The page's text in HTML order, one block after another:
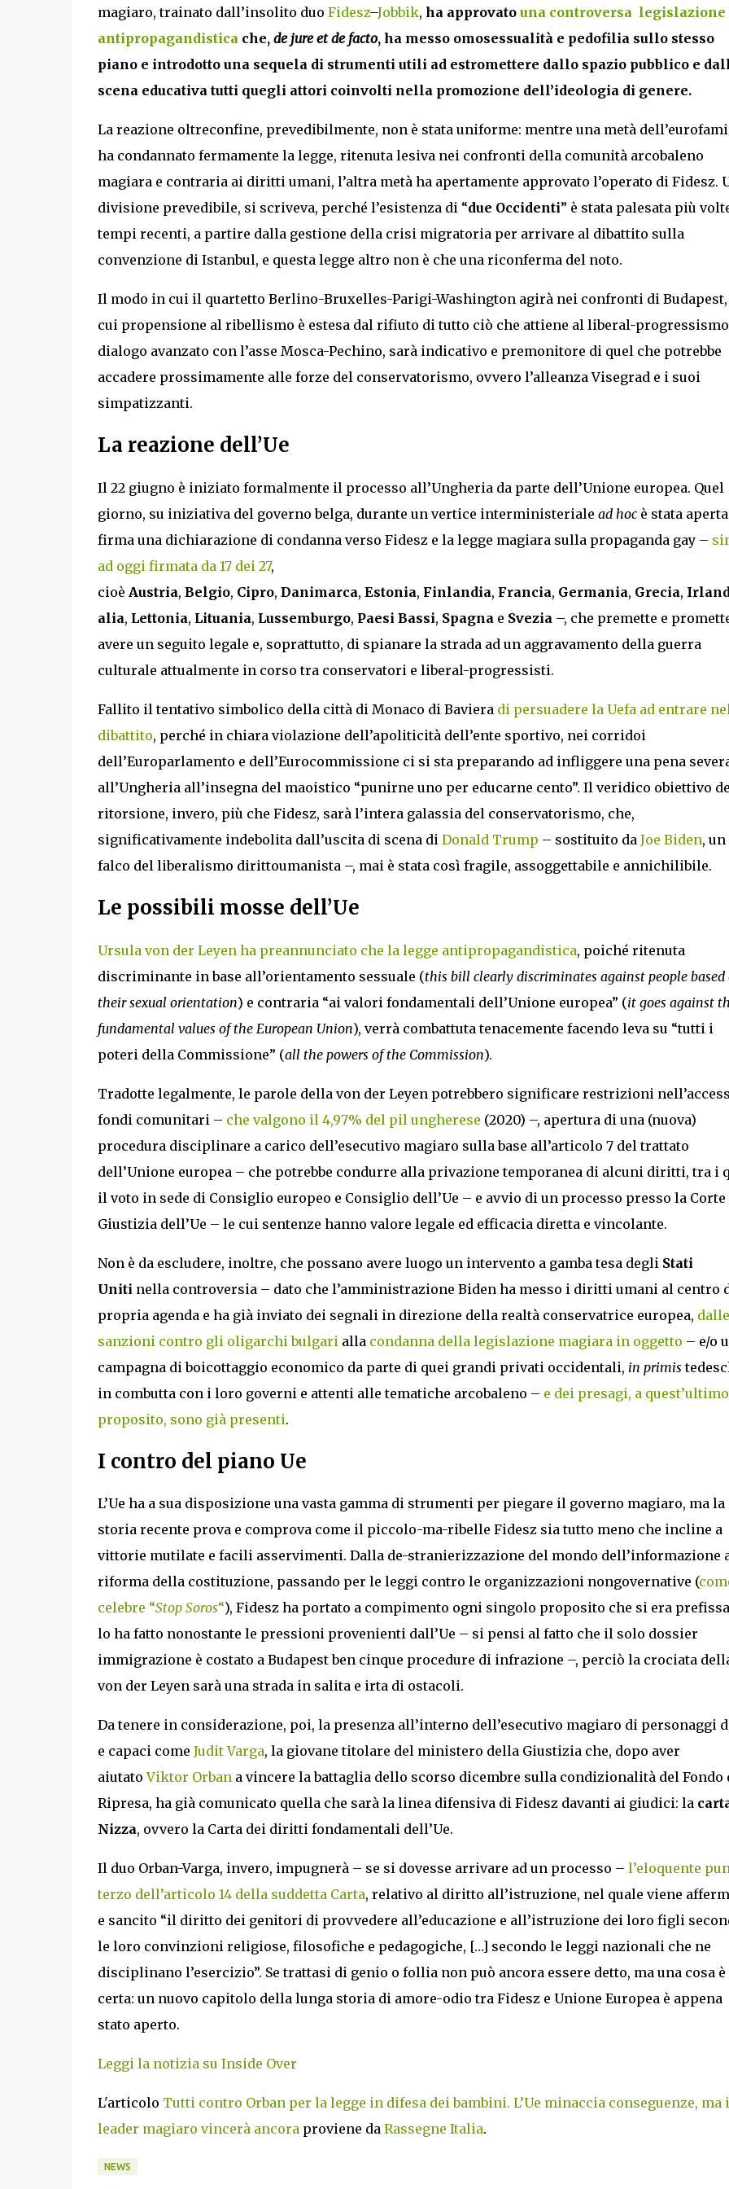
magiaro, trainato dall’insolito duo Fidesz–Jobbik, ha approvato una controversa legislazione
antipropagandistica che,de jure et de facto, ha messo omosessualità e pedofilia sullo stesso
piano e introdotto una sequela di strumenti utili ad estromettere dallo spazio pubblico e
scena educativa tutti quegli attori coinvolti nella promozione dell’ideologia di genere.
La reazione oltreconfine, prevedibilmente, non è stata uniforme: mentre una metà
ha condannato fermamente la legge, ritenuta lesiva nei confronti della comunità arcobaleno
magiara e contraria ai diritti umani, l’altra metà ha apertamente approvato l’operato di Fidesz.
divisione prevedibile, si scriveva, perché l’esistenza di “due Occidenti” è stata palesata più
tempi recenti, a partire dalla gestione della crisi migratoria per arrivare al dibattito sulla
convenzione di Istanbul, e questa legge altro non è che una riconferma del noto.
Il modo in cui il quartetto Berlino-Bruxelles-Parigi-Washington agirà nei confronti di
cui propensione al ribellismo è estesa dal rifiuto di tutto ciò che attiene al liberal-
dialogo avanzato con l’asse Mosca-Pechino, sarà indicativo e premonitore di quel che potrebbe
accadere prossimamente alle forze del conservatorismo, ovvero l’alleanza Visegrad e i suoi
simpatizzanti.
La reazione dell’Ue
Il 22 giugno è iniziato formalmente il processo all’Ungheria da parte dell’Unione europea. Quel
giorno, su iniziativa del governo belga, durante un vertice interministeriale ad hocè stata
firma una dichiarazione di condanna verso Fidesz e la legge magiara sulla propaganda gay –
ad oggi firmata da 17 dei 27,
cioè Austria, Belgio, Cipro, Danimarca, Estonia, Finlandia, Francia, Germania, Grecia,
alia, Lettonia, Lituania, Lussemburgo, Paesi Bassi, Spagna e Svezia –, che premette e
avere un seguito legale e, soprattutto, di spianare la strada ad un aggravamento della guerra
culturale attualmente in corso tra conservatori e liberal-progressisti.
Fallito il tentativo simbolico della città di Monaco di Baviera di persuadere la Uefa ad entrare nel
dibattito, perché in chiara violazione dell’apoliticità dell’ente sportivo, nei corridoi
dell’Europarlamento e dell’Eurocommissione ci si sta preparando ad infliggere una pena
all’Ungheria all’insegna del maoistico “punirne uno per educarne cento”. Il veridico obiettivo
ritorsione, invero, più che Fidesz, sarà l’intera galassia del conservatorismo, che,
significativamente indebolita dall’uscita di scena di Donald Trump – sostituito da Joe Biden, un
falco del liberalismo dirittoumanista –, mai è stata così fragile, assoggettabile e annichilibile.
Le possibili mosse dell’Ue
Ursula von der Leyen ha preannunciato che la legge antipropagandistica, poiché ritenuta
discriminante in base all’orientamento sessuale (this bill clearly discriminates against people based
their sexual orientation) e contraria “ai valori fondamentali dell’Unione europea” (it goes against
fundamental values of the European Union), verrà combattuta tenacemente facendo leva su “tutti i
poteri della Commissione” (all the powers of the Commission).
Tradotte legalmente, le parole della von der Leyen potrebbero significare restrizioni
fondi comunitari – che valgono il 4,97% del pil ungherese (2020) –, apertura di una (nuova)
procedura disciplinare a carico dell’esecutivo magiaro sulla base all’articolo 7 del trattato
dell’Unione europea – che potrebbe condurre alla privazione temporanea di alcuni diritti, tra i
il voto in sede di Consiglio europeo e Consiglio dell’Ue – e avvio di un processo presso la Corte
Giustizia dell’Ue – le cui sentenze hanno valore legale ed efficacia diretta e vincolante.
Non è da escludere, inoltre, che possano avere luogo un intervento a gamba tesa degli Stati
Uniti nella controversia – dato che l’amministrazione Biden ha messo i diritti umani al centro
propria agenda e ha già inviato dei segnali in direzione della realtà conservatrice europea, dalle
sanzioni contro gli oligarchi bulgari alla condanna della legislazione magiara in oggetto – e/o
campagna di boicottaggio economico da parte di quei grandi privati occidentali, in primis
in combutta con i loro governi e attenti alle tematiche arcobaleno – e dei presagi, a quest’ultimo
proposito, sono già presenti.
I contro del piano Ue
L’Ue ha a sua disposizione una vasta gamma di strumenti per piegare il governo magiaro, ma la
storia recente prova e comprova come il piccolo-ma-ribelle Fidesz sia tutto meno che incline a
vittorie mutilate e facili asservimenti. Dalla de-stranierizzazione del mondo dell’informazione
riforma della costituzione, passando per le leggi contro le organizzazioni nongovernative (
celebre “Stop Soros“), Fidesz ha portato a compimento ogni singolo proposito che si era
lo ha fatto nonostante le pressioni provenienti dall’Ue – si pensi al fatto che il solo dossier
immigrazione è costato a Budapest ben cinque procedure di infrazione –, perciò la crociata
von der Leyen sarà una strada in salita e irta di ostacoli.
Da tenere in considerazione, poi, la presenza all’interno dell’esecutivo magiaro di personaggi
e capaci come Judit Varga, la giovane titolare del ministero della Giustizia che, dopo aver
aiutato Viktor Orbana vincere la battaglia dello scorso dicembre sulla condizionalità del Fondo
Ripresa, ha già comunicato quella che sarà la linea difensiva di Fidesz davanti ai giudici: la
Nizza, ovvero la Carta dei diritti fondamentali dell’Ue.
Il duo Orban-Varga, invero, impugnerà – se si dovesse arrivare ad un processo – l’eloquente
terzo dell’articolo 14 della suddetta Carta, relativo al diritto all’istruzione, nel quale viene
e sancito “il diritto dei genitori di provvedere all’educazione e all’istruzione dei loro figli
le loro convinzioni religiose, filosofiche e pedagogiche, […] secondo le leggi nazionali che ne
disciplinano l’esercizio”. Se trattasi di genio o follia non può ancora essere detto, ma una cosa è
certa: un nuovo capitolo della lunga storia di amore-odio tra Fidesz e Unione Europea è appena
stato aperto.
Leggi la notizia su Inside Over
L'articolo Tutti contro Orban per la legge in difesa dei bambini. L’Ue minaccia conseguenze, ma
leader magiaro vincerà ancoraproviene da Rassegne Italia.
NEWS